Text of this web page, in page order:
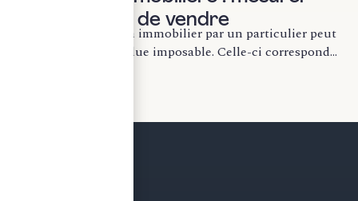
l’impôt avant de vendre
La cession d’un bien immobilier par un particulier peut
générer une plus-value imposable. Celle-ci correspond...